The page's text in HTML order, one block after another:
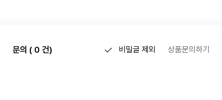
문의 ( 0 건) 비밀글 제외 상품문의하기